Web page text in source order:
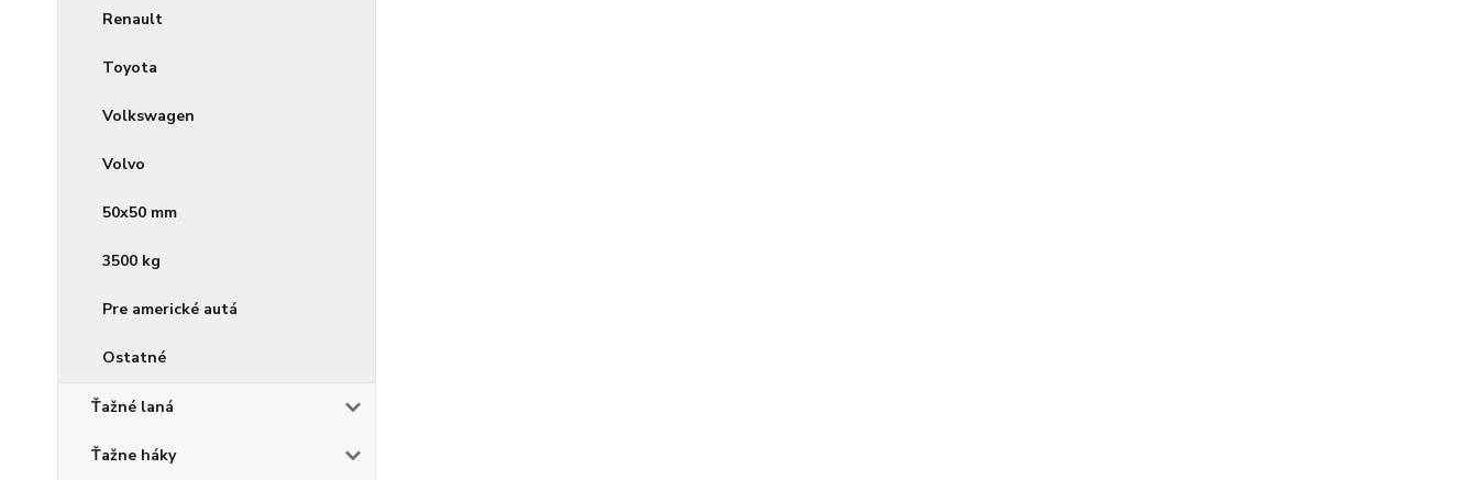
Renault
Toyota
Volkswagen
Volvo
50x50 mm
3500 kg
Pre americké autá
Ostatné
Ťažné laná
Ťažne háky